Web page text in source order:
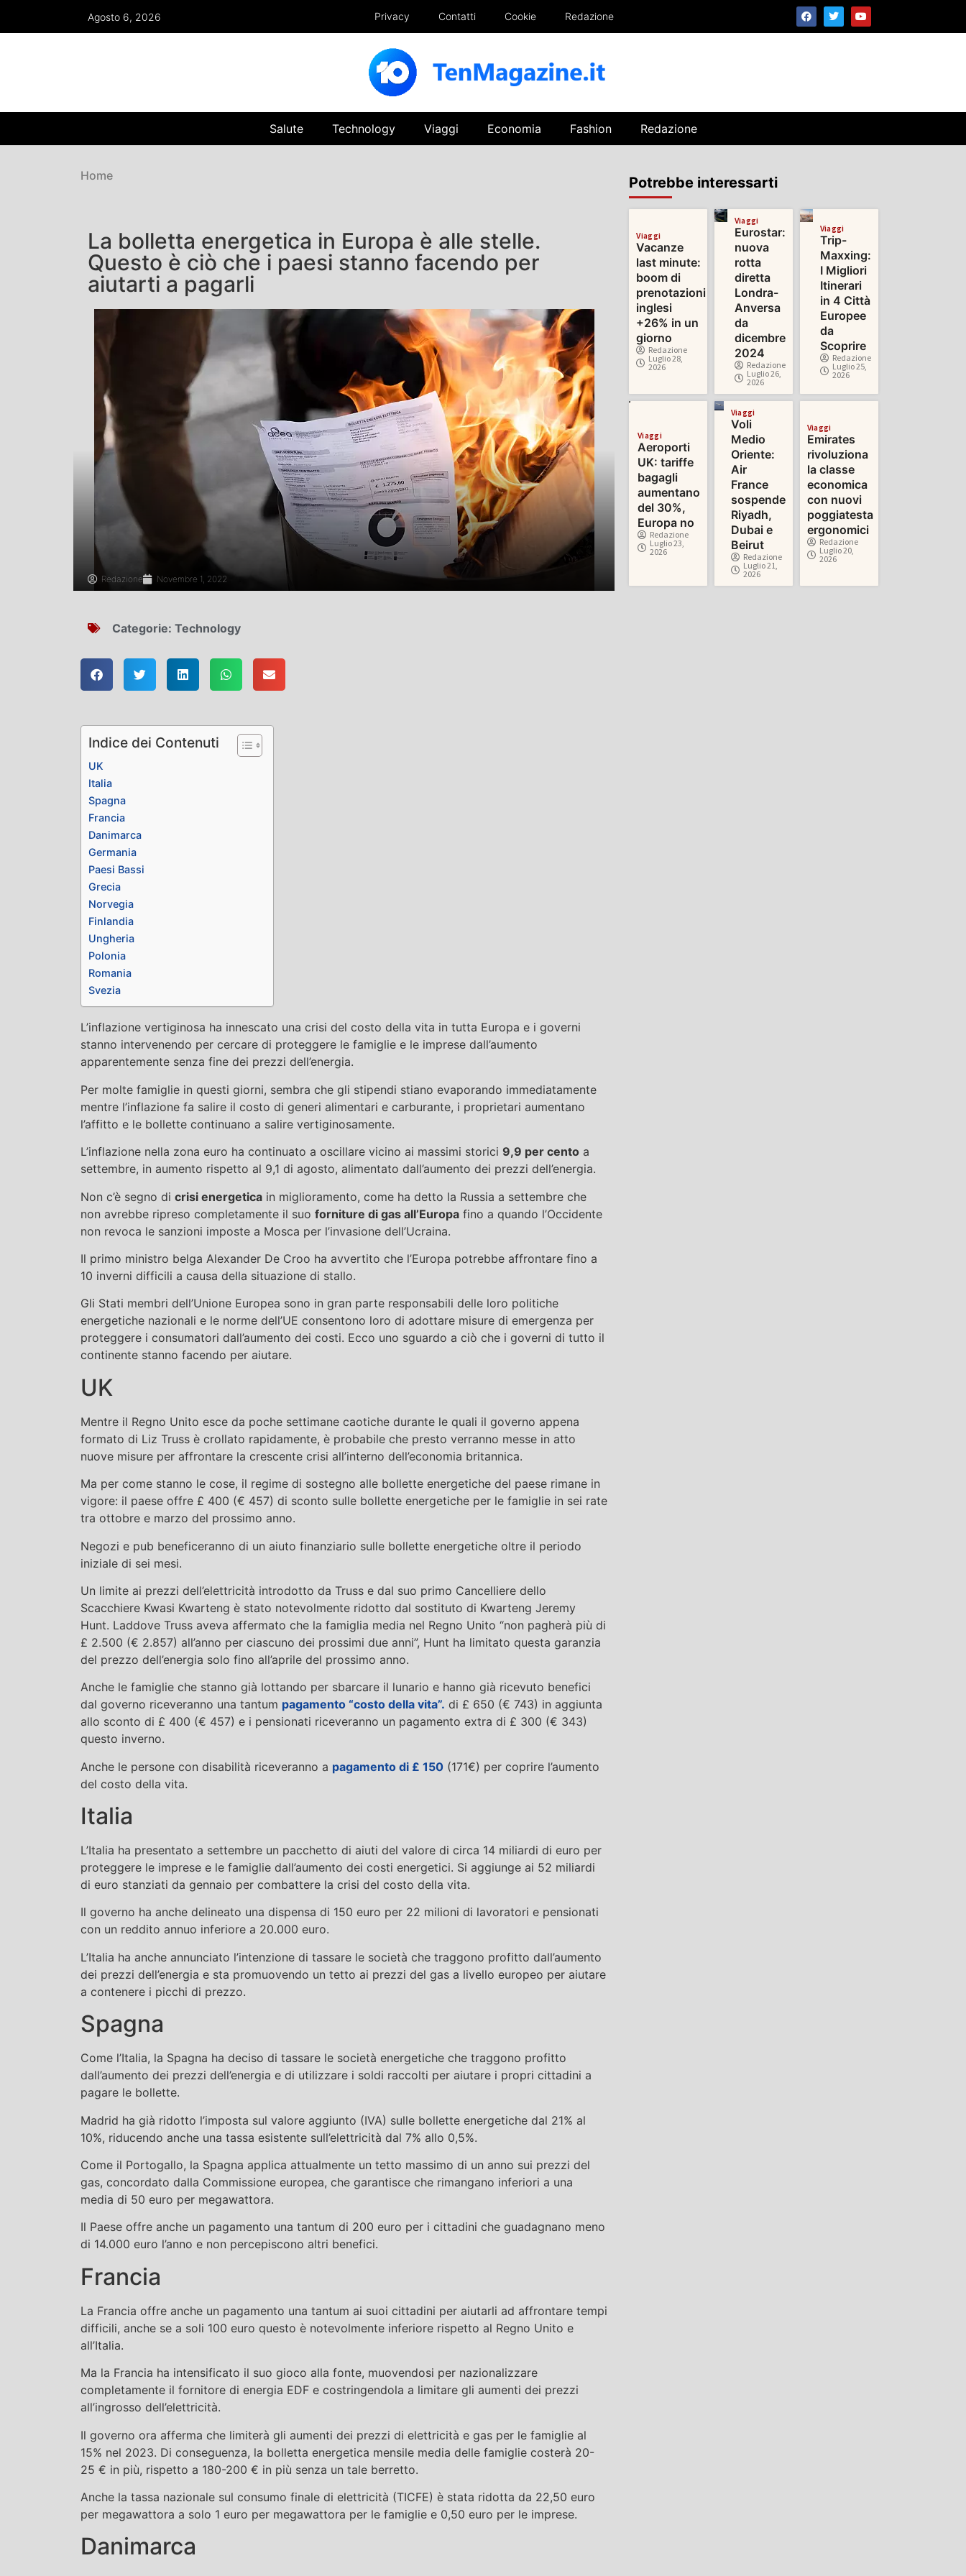
Agosto 6, 2026 Privacy Contatti Cookie Redazione
Salute Technology Viaggi Economia Fashion Redazione
Home
La bolletta energetica in Europa è alle stelle.
Questo è ciò che i paesi stanno facendo per
aiutarti a pagarli
Redazione Novembre 1, 2022
Categorie: Technology
Indice dei Contenuti
UK
Italia
Spagna
Francia
Danimarca
Germania
Paesi Bassi
Grecia
Norvegia
Finlandia
Ungheria
Polonia
Romania
Svezia
L’inflazione vertiginosa ha innescato una crisi del costo della vita in tutta Europa e i governi
stanno intervenendo per cercare di proteggere le famiglie e le imprese dall’aumento
apparentemente senza fine dei prezzi dell’energia.
Per molte famiglie in questi giorni, sembra che gli stipendi stiano evaporando immediatamente
mentre l’inflazione fa salire il costo di generi alimentari e carburante, i proprietari aumentano
l’affitto e le bollette continuano a salire vertiginosamente.
L’inflazione nella zona euro ha continuato a oscillare vicino ai massimi storici 9,9 per cento a
settembre, in aumento rispetto al 9,1 di agosto, alimentato dall’aumento dei prezzi dell’energia.
Non c’è segno di crisi energetica in miglioramento, come ha detto la Russia a settembre che
non avrebbe ripreso completamente il suo forniture di gas all’Europa fino a quando l’Occidente
non revoca le sanzioni imposte a Mosca per l’invasione dell’Ucraina.
Il primo ministro belga Alexander De Croo ha avvertito che l’Europa potrebbe affrontare fino a
10 inverni difficili a causa della situazione di stallo.
Gli Stati membri dell’Unione Europea sono in gran parte responsabili delle loro politiche
energetiche nazionali e le norme dell’UE consentono loro di adottare misure di emergenza per
proteggere i consumatori dall’aumento dei costi. Ecco uno sguardo a ciò che i governi di tutto il
continente stanno facendo per aiutare.
UK
Mentre il Regno Unito esce da poche settimane caotiche durante le quali il governo appena
formato di Liz Truss è crollato rapidamente, è probabile che presto verranno messe in atto
nuove misure per affrontare la crescente crisi all’interno dell’economia britannica.
Ma per come stanno le cose, il regime di sostegno alle bollette energetiche del paese rimane in
vigore: il paese offre £ 400 (€ 457) di sconto sulle bollette energetiche per le famiglie in sei rate
tra ottobre e marzo del prossimo anno.
Negozi e pub beneficeranno di un aiuto finanziario sulle bollette energetiche oltre il periodo
iniziale di sei mesi.
Un limite ai prezzi dell’elettricità introdotto da Truss e dal suo primo Cancelliere dello
Scacchiere Kwasi Kwarteng è stato notevolmente ridotto dal sostituto di Kwarteng Jeremy
Hunt. Laddove Truss aveva affermato che la famiglia media nel Regno Unito “non pagherà più di
£ 2.500 (€ 2.857) all’anno per ciascuno dei prossimi due anni”, Hunt ha limitato questa garanzia
del prezzo dell’energia solo fino all’aprile del prossimo anno.
Anche le famiglie che stanno già lottando per sbarcare il lunario e hanno già ricevuto benefici
dal governo riceveranno una tantum pagamento “costo della vita”. di £ 650 (€ 743) in aggiunta
allo sconto di £ 400 (€ 457) e i pensionati riceveranno un pagamento extra di £ 300 (€ 343)
questo inverno.
Anche le persone con disabilità riceveranno a pagamento di £ 150 (171€) per coprire l’aumento
del costo della vita.
Italia
L’Italia ha presentato a settembre un pacchetto di aiuti del valore di circa 14 miliardi di euro per
proteggere le imprese e le famiglie dall’aumento dei costi energetici. Si aggiunge ai 52 miliardi
di euro stanziati da gennaio per combattere la crisi del costo della vita.
Il governo ha anche delineato una dispensa di 150 euro per 22 milioni di lavoratori e pensionati
con un reddito annuo inferiore a 20.000 euro.
L’Italia ha anche annunciato l’intenzione di tassare le società che traggono profitto dall’aumento
dei prezzi dell’energia e sta promuovendo un tetto ai prezzi del gas a livello europeo per aiutare
a contenere i picchi di prezzo.
Spagna
Come l’Italia, la Spagna ha deciso di tassare le società energetiche che traggono profitto
dall’aumento dei prezzi dell’energia e di utilizzare i soldi raccolti per aiutare i propri cittadini a
pagare le bollette.
Madrid ha già ridotto l’imposta sul valore aggiunto (IVA) sulle bollette energetiche dal 21% al
10%, riducendo anche una tassa esistente sull’elettricità dal 7% allo 0,5%.
Come il Portogallo, la Spagna applica attualmente un tetto massimo di un anno sui prezzi del
gas, concordato dalla Commissione europea, che garantisce che rimangano inferiori a una
media di 50 euro per megawattora.
Il Paese offre anche un pagamento una tantum di 200 euro per i cittadini che guadagnano meno
di 14.000 euro l’anno e non percepiscono altri benefici.
Francia
La Francia offre anche un pagamento una tantum ai suoi cittadini per aiutarli ad affrontare tempi
difficili, anche se a soli 100 euro questo è notevolmente inferiore rispetto al Regno Unito e
all’Italia.
Ma la Francia ha intensificato il suo gioco alla fonte, muovendosi per nazionalizzare
completamente il fornitore di energia EDF e costringendola a limitare gli aumenti dei prezzi
all’ingrosso dell’elettricità.
Il governo ora afferma che limiterà gli aumenti dei prezzi di elettricità e gas per le famiglie al
15% nel 2023. Di conseguenza, la bolletta energetica mensile media delle famiglie costerà 20-
25 € in più, rispetto a 180-200 € in più senza un tale berretto.
Anche la tassa nazionale sul consumo finale di elettricità (TICFE) è stata ridotta da 22,50 euro
per megawattora a solo 1 euro per megawattora per le famiglie e 0,50 euro per le imprese.
Danimarca
Potrebbe interessarti
Viaggi
Vacanze
last minute:
boom di
prenotazioni
inglesi
+26% in un
giorno
Redazione
Luglio 28,
2026
Viaggi
Eurostar:
nuova
rotta
diretta
Londra-
Anversa
da
dicembre
2024
Redazione
Luglio 26,
2026
Viaggi
Trip-
Maxxing:
I Migliori
Itinerari
in 4 Città
Europee
da
Scoprire
Redazione
Luglio 25,
2026
Viaggi
Aeroporti
UK: tariffe
bagagli
aumentano
del 30%,
Europa no
Redazione
Luglio 23,
2026
Viaggi
Voli
Medio
Oriente:
Air
France
sospende
Riyadh,
Dubai e
Beirut
Redazione
Luglio 21,
2026
Viaggi
Emirates
rivoluziona
la classe
economica
con nuovi
poggiatesta
ergonomici
Redazione
Luglio 20,
2026